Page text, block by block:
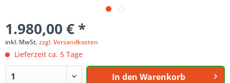
1.980,00 € *
inkl. MwSt.zzgl. Versandkosten
Lieferzeit ca. 5 Tage
In den Warenkorb